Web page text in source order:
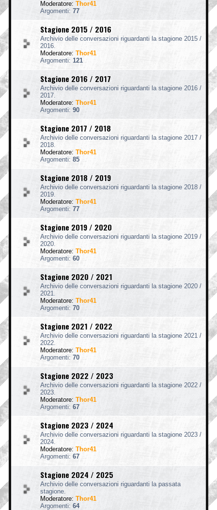
Moderatore: Thor41
Argomenti: 77
Stagione 2015 / 2016
Archivio delle conversazioni riguardanti la stagione 2015 /
2016.
Moderatore: Thor41
Argomenti: 121
Stagione 2016 / 2017
Archivio delle conversazioni riguardanti la stagione 2016 /
2017.
Moderatore: Thor41
Argomenti: 90
Stagione 2017 / 2018
Archivio delle conversazioni riguardanti la stagione 2017 /
2018.
Moderatore: Thor41
Argomenti: 85
Stagione 2018 / 2019
Archivio delle conversazioni riguardanti la stagione 2018 /
2019.
Moderatore: Thor41
Argomenti: 77
Stagione 2019 / 2020
Archivio delle conversazioni riguardanti la stagione 2019 /
2020.
Moderatore: Thor41
Argomenti: 60
Stagione 2020 / 2021
Archivio delle conversazioni riguardanti la stagione 2020 /
2021.
Moderatore: Thor41
Argomenti: 70
Stagione 2021 / 2022
Archivio delle conversazioni riguardanti la stagione 2021 /
2022.
Moderatore: Thor41
Argomenti: 70
Stagione 2022 / 2023
Archivio delle conversazioni riguardanti la stagione 2022 /
2023.
Moderatore: Thor41
Argomenti: 67
Stagione 2023 / 2024
Archivio delle conversazioni riguardanti la stagione 2023 /
2024.
Moderatore: Thor41
Argomenti: 67
Stagione 2024 / 2025
Archivio delle conversazioni riguardanti la passata
stagione.
Moderatore: Thor41
Argomenti: 64